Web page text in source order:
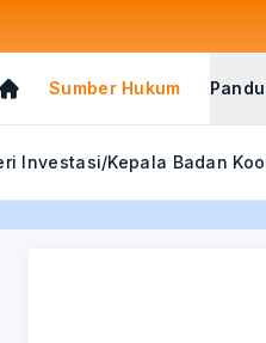
Sumber Hukum
Investasi/Kepala Badan